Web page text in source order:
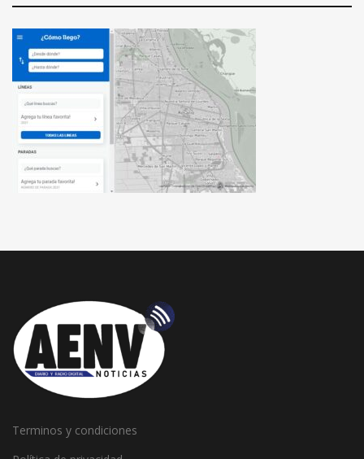
Terminos y condiciones